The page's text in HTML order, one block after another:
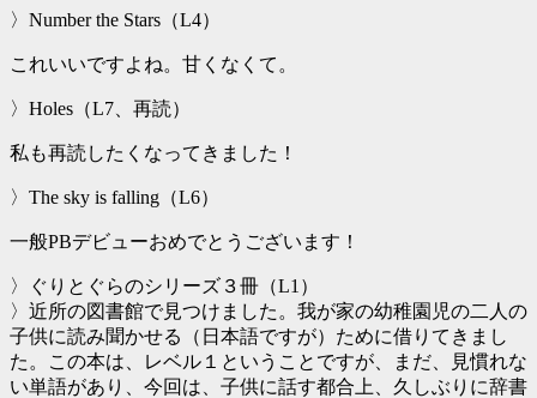
〉Number the Stars（L4）
これいいですよね。甘くなくて。
〉Holes（L7、再読）
私も再読したくなってきました！
〉The sky is falling（L6）
一般PBデビューおめでとうございます！
〉ぐりとぐらのシリーズ３冊（L1）
〉近所の図書館で見つけました。我が家の幼稚園児の二人の
子供に読み聞かせる（日本語ですが）ために借りてきまし
た。この本は、レベル１ということですが、まだ、見慣れな
い単語があり、今回は、子供に話す都合上、久しぶりに辞書